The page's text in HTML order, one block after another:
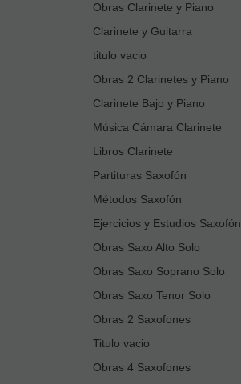
Obras Clarinete y Piano
Clarinete y Guitarra
titulo vacio
Obras 2 Clarinetes y Piano
Clarinete Bajo y Piano
Música Cámara Clarinete
Libros Clarinete
Partituras Saxofón
Métodos Saxofón
Ejercicios y Estudios Saxofón
Obras Saxo Alto Solo
Obras Saxo Soprano Solo
Obras Saxo Tenor Solo
Obras 2 Saxofones
Titulo vacio
Obras 4 Saxofones